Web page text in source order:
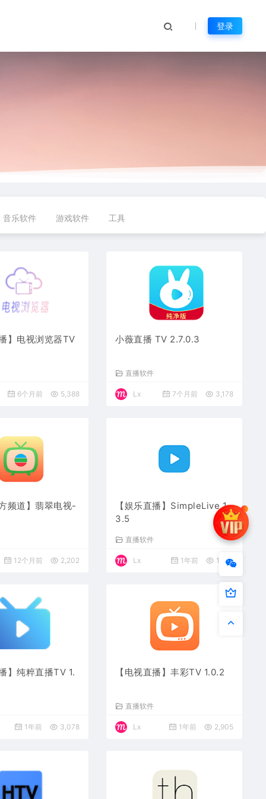
登录
音乐软件 游戏软件 工具
】电视浏览器TV
6个月前 5,388
小薇直播 TV 2.7.0.3
直播软件
Lx 7个月前 3,178
频道】翡翠电视-
12个月前 2,202
【娱乐直播】SimpleLive 1.
3.5
直播软件
Lx 1年前 1,687
】纯粹直播TV 1.
1年前 3,078
【电视直播】丰彩TV 1.0.2
直播软件
Lx 1年前 2,905